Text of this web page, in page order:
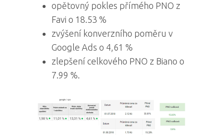
opětovný pokles přímého PNO z
Favi o 18.53 %
zvýšení konverzního poměru v
Google Ads o 4,61 %
zlepšení celkového PNO z Biano o
7.99 %.